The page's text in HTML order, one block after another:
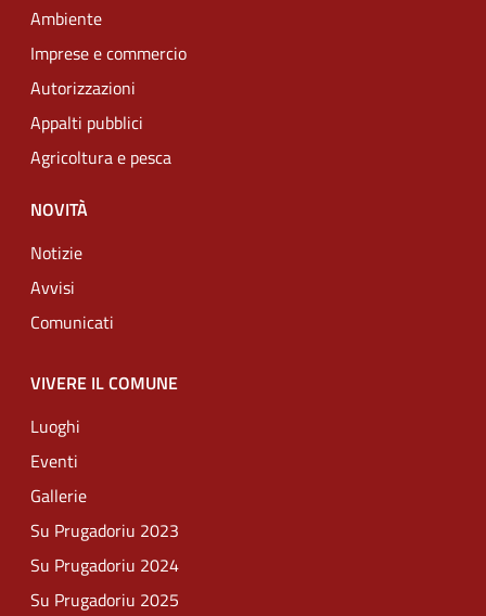
Ambiente
Imprese e commercio
Autorizzazioni
Appalti pubblici
Agricoltura e pesca
NOVITÀ
Notizie
Avvisi
Comunicati
VIVERE IL COMUNE
Luoghi
Eventi
Gallerie
Su Prugadoriu 2023
Su Prugadoriu 2024
Su Prugadoriu 2025